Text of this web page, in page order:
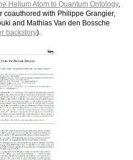
Helium Atom to Quantum Ontology,
coauthored with Philippe Grangier,
and Mathias Van den Bossche
backstory).